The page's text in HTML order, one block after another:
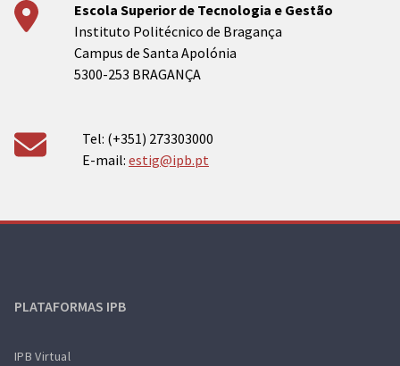
Escola Superior de Tecnologia e Gestão
Instituto Politécnico de Bragança
Campus de Santa Apolónia
5300-253 BRAGANÇA
Tel: (+351) 273303000
E-mail: estig@ipb.pt
PLATAFORMAS IPB
IPB Virtual